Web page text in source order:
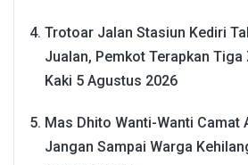
Trotoar Jalan Stasiun Kediri
Jualan, Pemkot Terapkan
Kaki 5 Agustus 2026
Mas Dhito Wanti-Wanti Camat
Jangan Sampai Warga